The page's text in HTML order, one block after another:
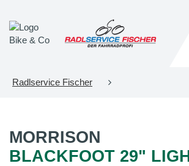
Radlservice Fischer
MORRISON
BLACKFOOT 29"